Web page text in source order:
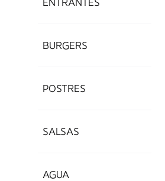
ENTRANTES
BURGERS
POSTRES
SALSAS
AGUA